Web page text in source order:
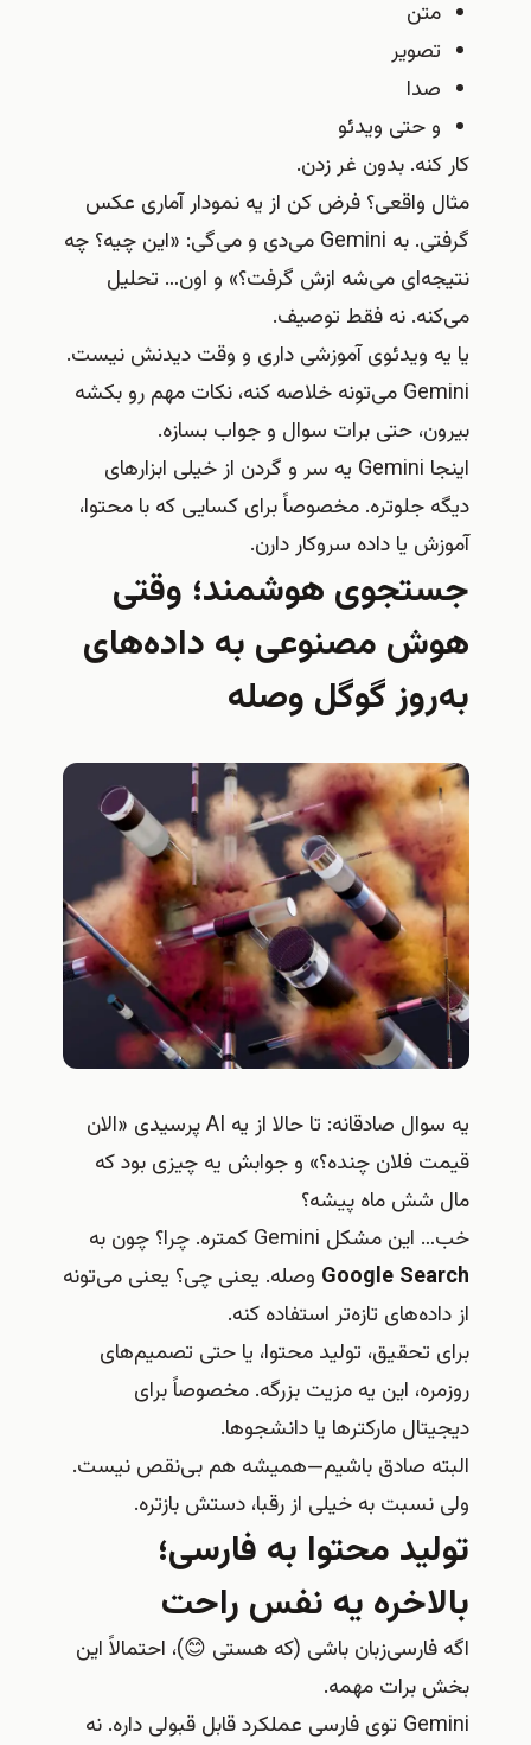
متن
تصویر
صدا
و حتی ویدئو
کار کنه. بدون غر زدن.
مثال واقعی؟ فرض کن از یه نمودار آماری عکس
گرفتی. به Gemini می‌دی و می‌گی: «این چیه؟ چه
نتیجه‌ای می‌شه ازش گرفت؟» و اون… تحلیل
می‌کنه. نه فقط توصیف.
یا یه ویدئوی آموزشی داری و وقت دیدنش نیست.
Gemini می‌تونه خلاصه کنه، نکات مهم رو بکشه
بیرون، حتی برات سوال و جواب بسازه.
اینجا Gemini یه سر و گردن از خیلی ابزارهای
دیگه جلوتره. مخصوصاً برای کسایی که با محتوا،
آموزش یا داده سروکار دارن.
جستجوی هوشمند؛ وقتی
هوش مصنوعی به داده‌های
به‌روز گوگل وصله
یه سوال صادقانه: تا حالا از یه AI پرسیدی «الان
قیمت فلان چنده؟» و جوابش یه چیزی بود که
مال شش ماه پیشه؟
خب… این مشکل Gemini کمتره. چرا؟ چون به
Google Search وصله. یعنی چی؟ یعنی می‌تونه
از داده‌های تازه‌تر استفاده کنه.
برای تحقیق، تولید محتوا، یا حتی تصمیم‌های
روزمره، این یه مزیت بزرگه. مخصوصاً برای
دیجیتال مارکترها یا دانشجوها.
البته صادق باشیم—همیشه هم بی‌نقص نیست.
ولی نسبت به خیلی از رقبا، دستش بازتره.
تولید محتوا به فارسی؛
بالاخره یه نفس راحت
اگه فارسی‌زبان باشی (که هستی 😊)، احتمالاً این
بخش برات مهمه.
Gemini توی فارسی عملکرد قابل قبولی داره. نه